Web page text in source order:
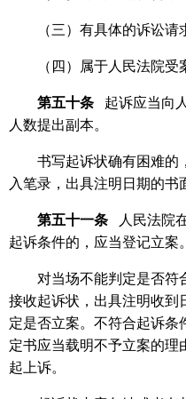
（三）有具体的诉讼请
（四）属于人民法院受
第五十条
起诉应当向
人数提出副本。
书写起诉状确有困难的
入笔录，出具注明日期的书
第五十一条
人民法院
起诉条件的，应当登记立案。
对当场不能判定是否符
接收起诉状，出具注明收到
定是否立案。不符合起诉条
定书应当载明不予立案的理
起上诉。